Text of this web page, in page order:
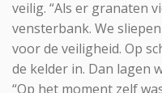
veilig. “Als er granaten
vensterbank. We
voor de veiligheid. Op
de kelder in. Dan lagen
“Op het moment zelf